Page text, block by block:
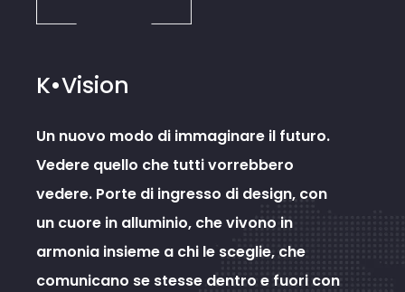
K•Vision
Un nuovo modo di immaginare il futuro.
Vedere quello che tutti vorrebbero
vedere. Porte di ingresso di design, con
un cuore in alluminio, che vivono in
armonia insieme a chi le sceglie, che
comunicano se stesse dentro e fuori con